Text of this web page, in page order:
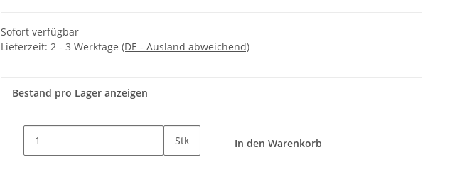
Sofort verfügbar
Lieferzeit: 2 - 3 Werktage (DE - Ausland abweichend)
Bestand pro Lager anzeigen
Stk In den Warenkorb